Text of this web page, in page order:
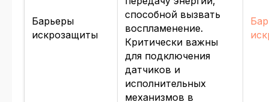
Барьеры
искрозащиты
способной вызвать
воспламенение.
Критически важны
для подключения
датчиков и
исполнительных
механизмов в